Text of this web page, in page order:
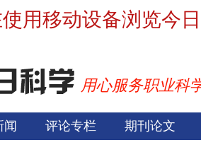
用移动设备浏览今
用心服务职业科
闻 评论专栏 期刊论文